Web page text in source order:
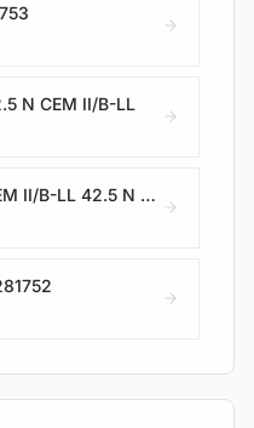
N CEM II/B-LL
Coeck Cement Wit CEM II/B-LL 42.5 N – 280304/280324